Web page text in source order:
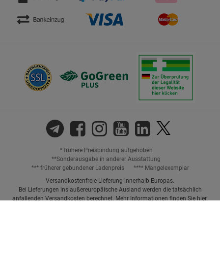
* frühere Preisbindung aufgehoben
**Sonderausgabe in anderer Ausstattung
*** früherer gebundener Ladenpreis
**** Mängelexemplar
Versandkostenfreie Lieferung innerhalb Europas.
Bei Lieferungen ins außereuropäische Ausland werden die tatsächlich
anfallenden Versandkosten berechnet. Mehr Informationen finden Sie hier.